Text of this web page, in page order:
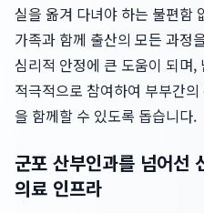
실을 옮겨 다녀야 하는 불편함
가족과 함께 출산의 모든 과정
심리적 안정에 큰 도움이 되며,
적극적으로 참여하여 부부간
을 함께할 수 있도록 돕습니다.
군포 산부인과를 넘어선
의료 인프라